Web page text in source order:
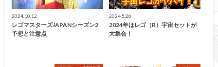
2024.10.12
レゴマスターズJAPANシーズン2
予想と注意点
2024.5.20
2024年はレゴ（R）宇宙セットが
大集合！